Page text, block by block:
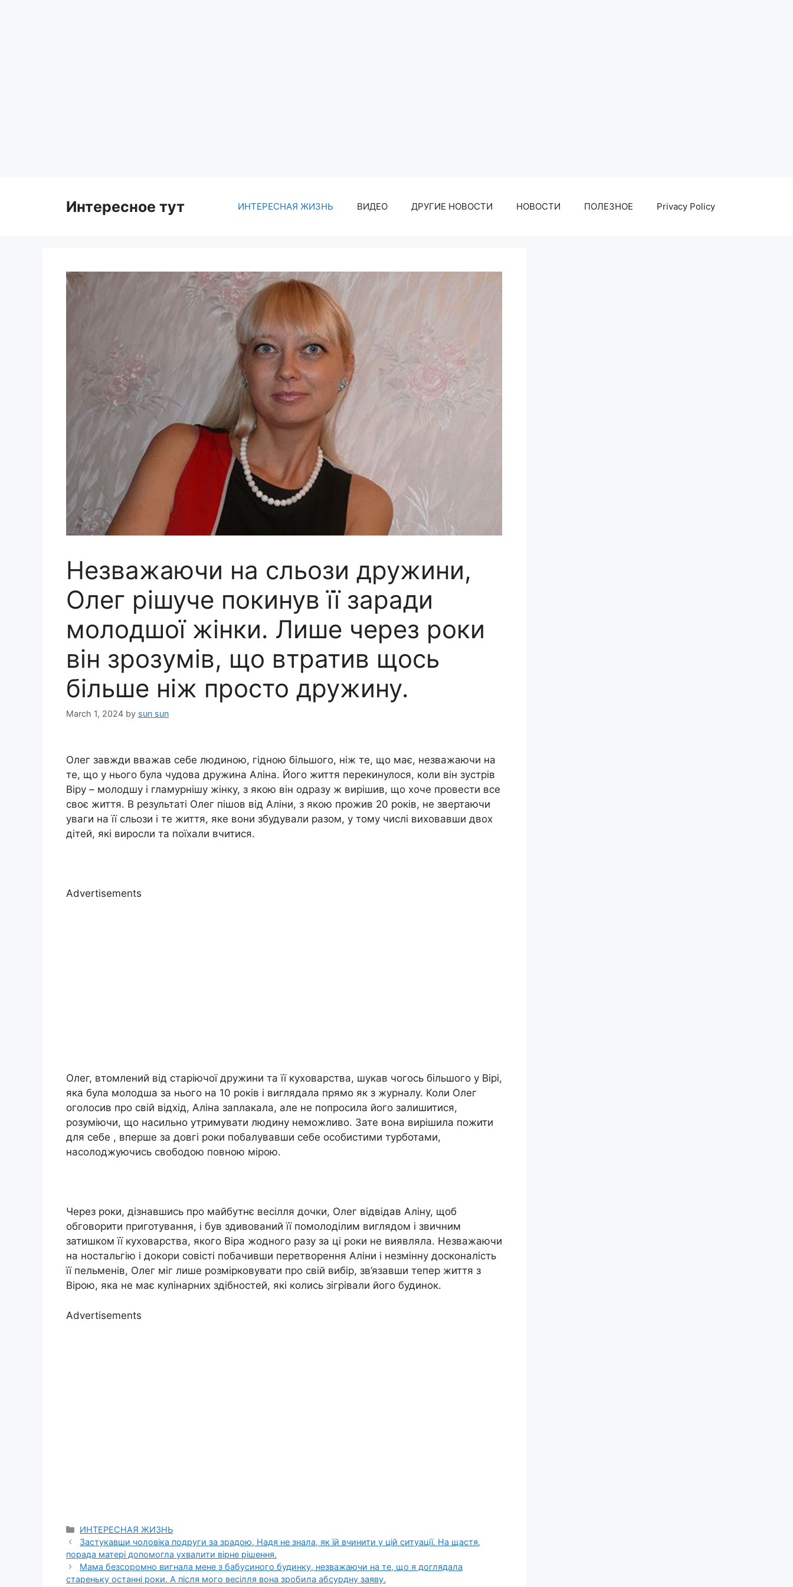
Интересное тут ИНТЕРЕСНАЯ ЖИЗНЬ ВИДЕО ДРУГИЕ НОВОСТИ НОВОСТИ ПОЛЕЗНОЕ Privacy Policy
Незважаючи на сльози дружини,
Олег рішуче покинув її заради
молодшої жінки. Лише через роки
він зрозумів, що втратив щось
більше ніж просто дружину.
March 1, 2024 by sun sun
Олег завжди вважав себе людиною, гідною більшого, ніж те, що має, незважаючи на
те, що у нього була чудова дружина Аліна. Його життя перекинулося, коли він зустрів
Віру – молодшу і гламурнішу жінку, з якою він одразу ж вирішив, що хоче провести все
своє життя. В результаті Олег пішов від Аліни, з якою прожив 20 років, не звертаючи
уваги на її сльози і те життя, яке вони збудували разом, у тому числі виховавши двох
дітей, які виросли та поїхали вчитися.
Advertisements
Олег, втомлений від старіючої дружини та її куховарства, шукав чогось більшого у Вірі,
яка була молодша за нього на 10 років і виглядала прямо як з журналу. Коли Олег
оголосив про свій відхід, Аліна заплакала, але не попросила його залишитися,
розуміючи, що насильно утримувати людину неможливо. Зате вона вирішила пожити
для себе , вперше за довгі роки побалувавши себе особистими турботами,
насолоджуючись свободою повною мірою.
Через роки, дізнавшись про майбутнє весілля дочки, Олег відвідав Аліну, щоб
обговорити приготування, і був здивований її помолоділим виглядом і звичним
затишком її куховарства, якого Віра жодного разу за ці роки не виявляла. Незважаючи
на ностальгію і докори совісті побачивши перетворення Аліни і незмінну досконалість
її пельменів, Олег міг лише розмірковувати про свій вибір, зв’язавши тепер життя з
Вірою, яка не має кулінарних здібностей, які колись зігрівали його будинок.
Advertisements
Categories
ИНТЕРЕСНАЯ ЖИЗНЬ
Застукавши чоловіка подруги за зрадою, Надя не знала, як їй вчинити у цій ситуації. На щастя,
порада матері допомогла ухвалити вірне рішення.
Мама безсоромно вигнала мене з бабусиного будинку, незважаючи на те, що я доглядала
стареньку останні роки. А після мого весілля вона зробила абсурдну заяву.